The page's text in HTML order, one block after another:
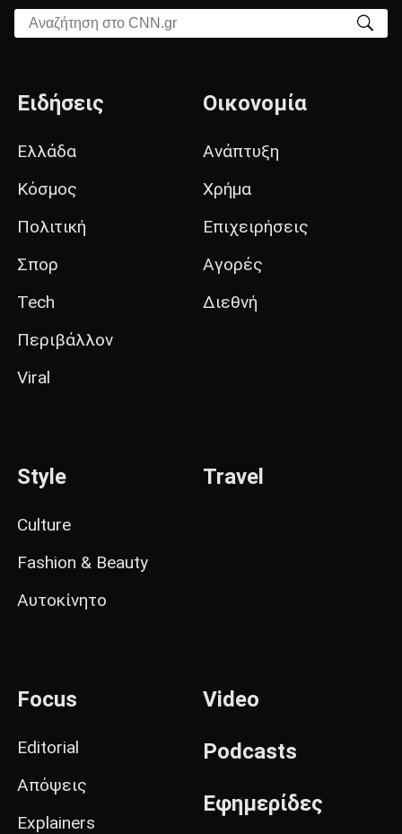
Αναζήτηση στο CNN.gr
Ειδήσεις
Ελλάδα
Κόσμος
Πολιτική
Σπορ
Tech
Περιβάλλον
Viral
Οικονομία
Ανάπτυξη
Χρήμα
Επιχειρήσεις
Αγορές
Διεθνή
Style
Culture
Fashion & Beauty
Αυτοκίνητο
Travel
Focus
Editorial
Απόψεις
Explainers
Video
Podcasts
Εφημερίδες